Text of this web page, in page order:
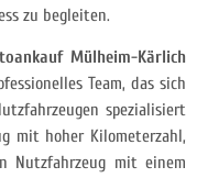
zu begleiten.
Mülheim-Kärlich
Team, das sich
spezialisiert
mit hoher Kilometerzahl,
Nutzfahrzeug mit einem